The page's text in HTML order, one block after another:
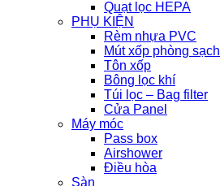
Quạt lọc HEPA
PHỤ KIỆN
Rèm nhựa PVC
Mút xốp phòng sạch
Tôn xốp
Bông lọc khí
Túi lọc – Bag filter
Cửa Panel
Máy móc
Pass box
Airshower
Điều hòa
Sàn